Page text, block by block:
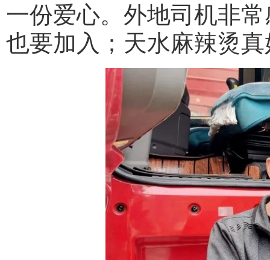
一份爱心。外地司机非
也要加入；天水麻辣烫